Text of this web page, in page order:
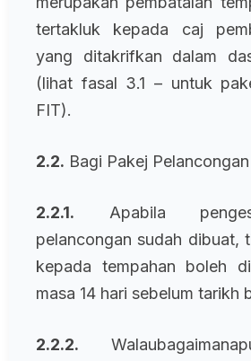
tertakluk kepada caj
yang ditakrifkan dalam
(lihat fasal 3.1 – untuk
FIT).
2.2. Bagi Pakej
2.2.1. Apabila
pelancongan sudah dibuat,
kepada tempahan boleh
masa 14 hari sebelum tarikh
2.2.2.